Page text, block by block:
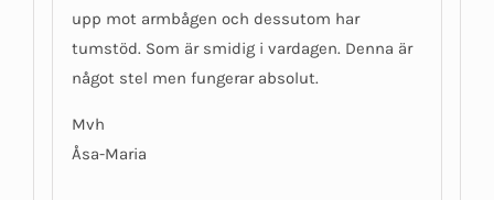
upp mot armbågen och dessutom har
tumstöd. Som är smidig i vardagen. Denna är
något stel men fungerar absolut.
Mvh
Åsa-Maria